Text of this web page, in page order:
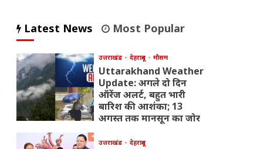
Latest News Most Popular
उत्तराखंड देहरादून मौसम
Uttarakhand Weather
Update: अगले दो दिन
ऑरेंज अलर्ट, बहुत भारी
बारिश की आशंका; 13
अगस्त तक मानसून का जोर
उत्तराखंड देहरादून